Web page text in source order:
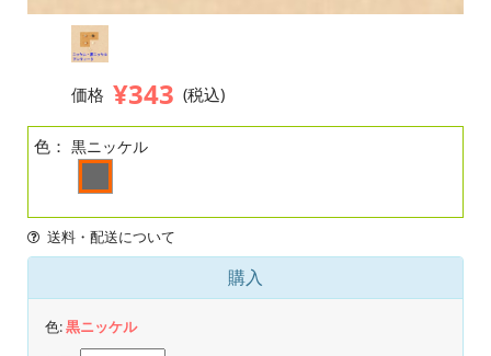
価格 ¥343 (税込)
色： 黒ニッケル
送料・配送について
購入
色:黒ニッケル